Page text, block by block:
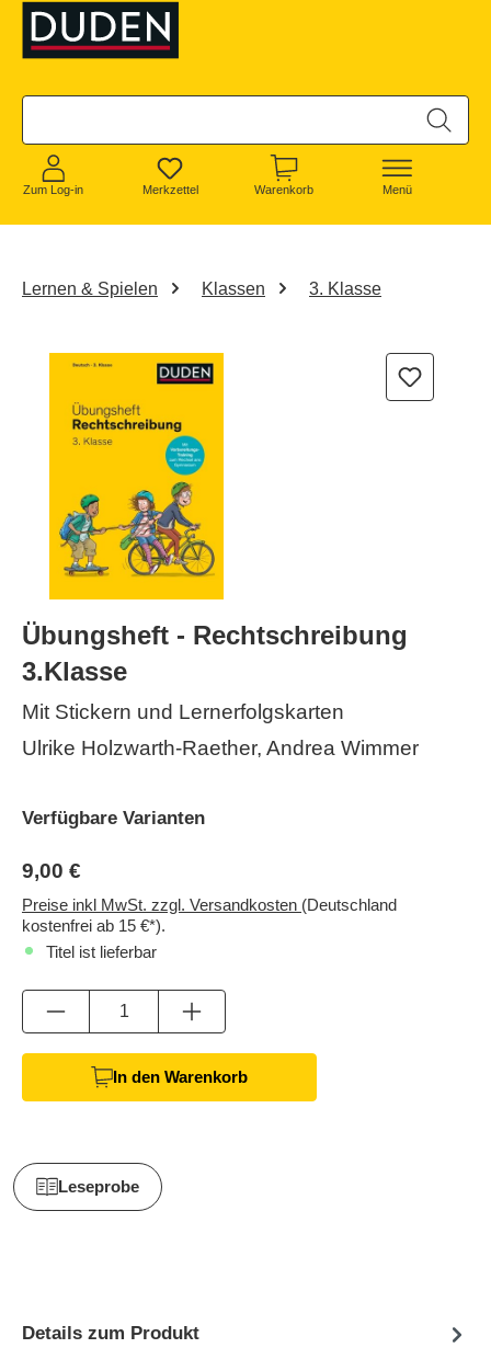
springen
Zum Log-in Merkzettel Warenkorb Menü
Lernen & Spielen Klassen 3. Klasse
Bildergalerie überspringen
Übungsheft - Rechtschreibung
3.Klasse
Mit Stickern und Lernerfolgskarten
Ulrike Holzwarth-Raether, Andrea Wimmer
Verfügbare Varianten
9,00 €
Preise inkl MwSt. zzgl. Versandkosten (Deutschland
kostenfrei ab 15 €*).
Titel ist lieferbar
Anzahl
In den Warenkorb
Leseprobe
Details zum Produkt